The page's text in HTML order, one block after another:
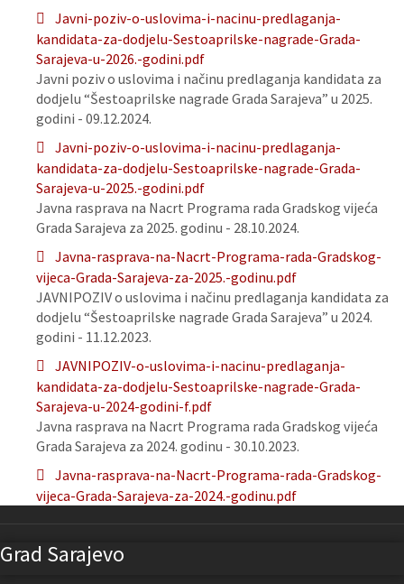
Javni-poziv-o-uslovima-i-nacinu-predlaganja-
kandidata-za-dodjelu-Sestoaprilske-nagrade-Grada-
Sarajeva-u-2026.-godini.pdf
Javni poziv o uslovima i načinu predlaganja kandidata za
dodjelu “Šestoaprilske nagrade Grada Sarajeva” u 2025.
godini - 09.12.2024.
Javni-poziv-o-uslovima-i-nacinu-predlaganja-
kandidata-za-dodjelu-Sestoaprilske-nagrade-Grada-
Sarajeva-u-2025.-godini.pdf
Javna rasprava na Nacrt Programa rada Gradskog vijeća
Grada Sarajeva za 2025. godinu - 28.10.2024.
Javna-rasprava-na-Nacrt-Programa-rada-Gradskog-
vijeca-Grada-Sarajeva-za-2025.-godinu.pdf
JAVNIPOZIV o uslovima i načinu predlaganja kandidata za
dodjelu “Šestoaprilske nagrade Grada Sarajeva” u 2024.
godini - 11.12.2023.
JAVNIPOZIV-o-uslovima-i-nacinu-predlaganja-
kandidata-za-dodjelu-Sestoaprilske-nagrade-Grada-
Sarajeva-u-2024-godini-f.pdf
Javna rasprava na Nacrt Programa rada Gradskog vijeća
Grada Sarajeva za 2024. godinu - 30.10.2023.
Javna-rasprava-na-Nacrt-Programa-rada-Gradskog-
vijeca-Grada-Sarajeva-za-2024.-godinu.pdf
Grad Sarajevo